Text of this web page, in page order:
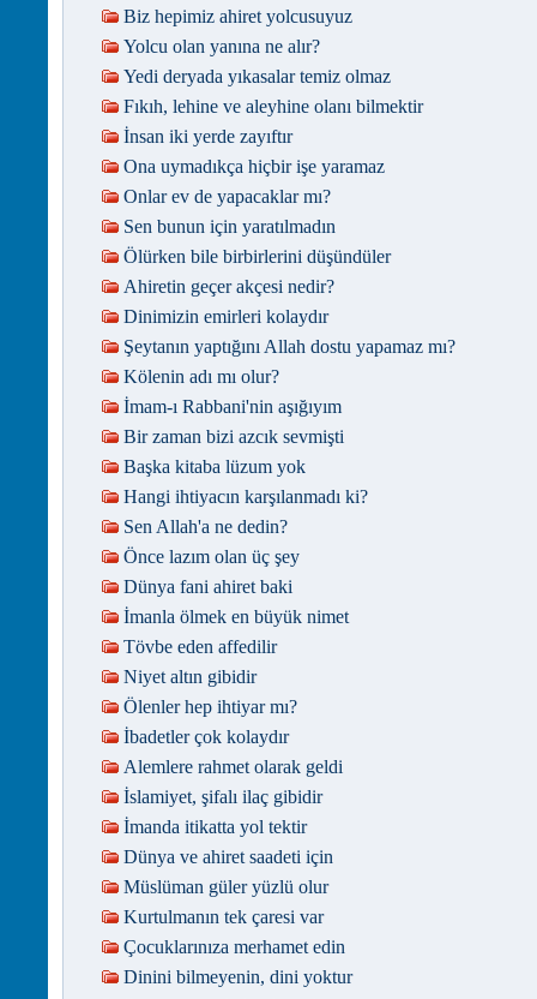
Biz hepimiz ahiret yolcusuyuz
Yolcu olan yanına ne alır?
Yedi deryada yıkasalar temiz olmaz
Fıkıh, lehine ve aleyhine olanı bilmektir
İnsan iki yerde zayıftır
Ona uymadıkça hiçbir işe yaramaz
Onlar ev de yapacaklar mı?
Sen bunun için yaratılmadın
Ölürken bile birbirlerini düşündüler
Ahiretin geçer akçesi nedir?
Dinimizin emirleri kolaydır
Şeytanın yaptığını Allah dostu yapamaz mı?
Kölenin adı mı olur?
İmam-ı Rabbani'nin aşığıyım
Bir zaman bizi azcık sevmişti
Başka kitaba lüzum yok
Hangi ihtiyacın karşılanmadı ki?
Sen Allah'a ne dedin?
Önce lazım olan üç şey
Dünya fani ahiret baki
İmanla ölmek en büyük nimet
Tövbe eden affedilir
Niyet altın gibidir
Ölenler hep ihtiyar mı?
İbadetler çok kolaydır
Alemlere rahmet olarak geldi
İslamiyet, şifalı ilaç gibidir
İmanda itikatta yol tektir
Dünya ve ahiret saadeti için
Müslüman güler yüzlü olur
Kurtulmanın tek çaresi var
Çocuklarınıza merhamet edin
Dinini bilmeyenin, dini yoktur